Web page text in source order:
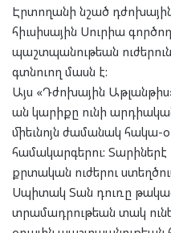
Էրտողանի նշած
հիւսիսային Սուրիա
պաշտպանութեան
գտնուող մասն է:
Այս «Դժոխային
ան կարիքը ունի
միեւնոյն ժամանակ
համակարգերու: Տարիներէ
քրտական ուժերու
Սպիտակ Տան դուռը
տրամադրութեան տակ